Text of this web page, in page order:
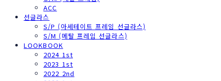
ACC
선글라스
S/P (아세테이트 프레임 선글라스)
S/M (메탈 프레임 선글라스)
LOOKBOOK
2024 1st
2023 1st
2022 2nd